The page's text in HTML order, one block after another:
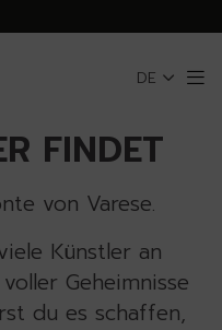
DE
VON VARESE
FINDET
von Varese.
Künstler an
Geheimnisse
du es schaffen,